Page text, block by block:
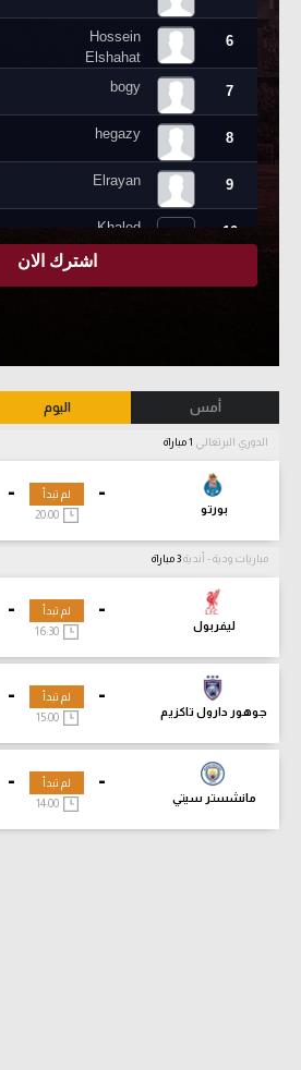
أمس اليوم
الدوري البرتغالي
-
بورتو
- لم تبدأ
مباريات ودية - أندية
-
ليفربول
- لم تبدأ
-
جوهور دارول تاكزيم
- لم تبدأ
15:00
-
مانشستر سيتي
- لم تبدأ
14:00